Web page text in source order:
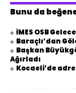
Bunu da
İMES OSB
Baraçlı’dan
Başkan
Ağırladı
Kocaeli’de